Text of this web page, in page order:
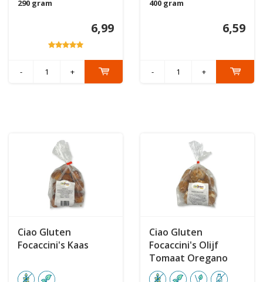
290 gram
6,99
- +
400 gram
6,59
- +
Ciao Gluten
Focaccini's Kaas
Ciao Gluten
Focaccini's Olijf
Tomaat Oregano